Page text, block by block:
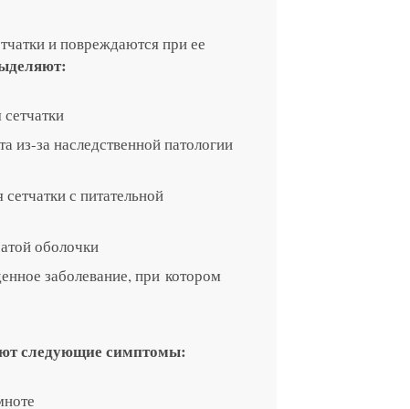
и повреждаются при ее
из-за наследственной патологии
с питательной
оболочки
заболевание, при котором
следующие симптомы:
на прием в
даете согласие на обработку
или
по